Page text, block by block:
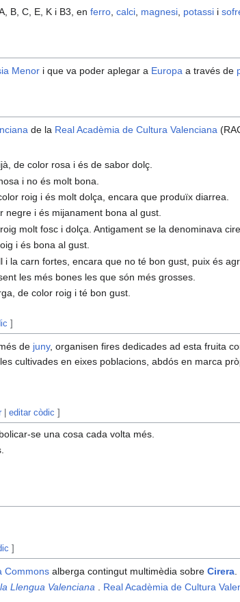
B, C, E, K i B3, en ferro calci magnesi potassi i
Menor i que va poder aplegar a Europa a través de
de la Real Acadèmia de Cultura Valenciana
de color rosa i és de sabor dolç.
i no és molt bona.
roig i és molt dolça, encara que produïx diarrea.
negre i és mijanament bona al gust.
molt fosc i dolça. Antigament se la denominava
i és bona al gust.
i la carn fortes, encara que no té bon gust, puix és
les més bones les que són més grosses.
de color roig i té bon gust.
]
de juny, organisen fires dedicades ad esta fruita
cultivades en eixes poblacions, abdós en marca
|editar còdic ]
se una cosa cada volta més.
]
Commons alberga contingut multimèdia sobreCirera
Llengua Valenciana Real Acadèmia de Cultura